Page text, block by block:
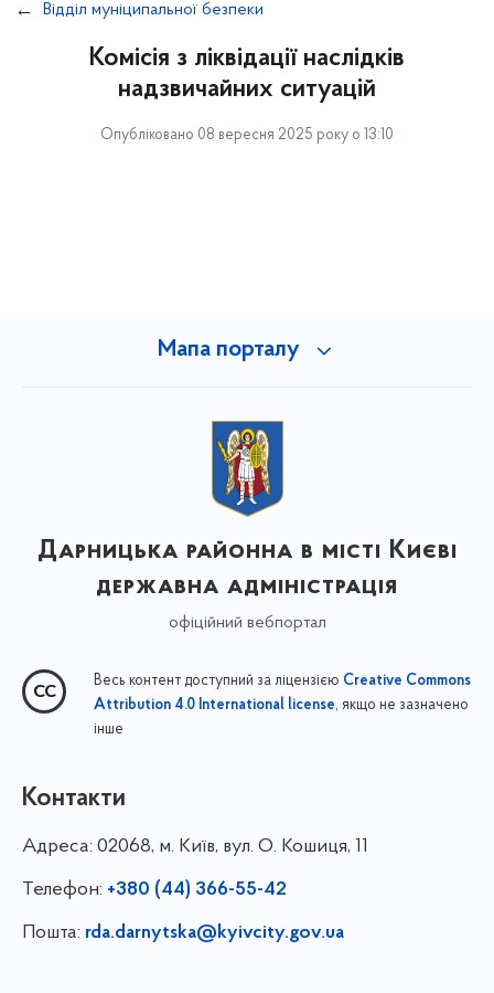
Відділ муніципальної безпеки
Комісія з ліквідації наслідків
надзвичайних ситуацій
Опубліковано 08 вересня 2025 року о 13:10
Мапа порталу
Дарницька районна в місті Києві
державна адміністрація
офіційний вебпортал
Весь контент доступний за ліцензією Creative Commons
Attribution 4.0 International license, якщо не зазначено
інше
Контакти
Адреса: 02068, м. Київ, вул. О. Кошиця, 11
Телефон: +380 (44) 366-55-42
Пошта: rda.darnytska@kyivcity.gov.ua